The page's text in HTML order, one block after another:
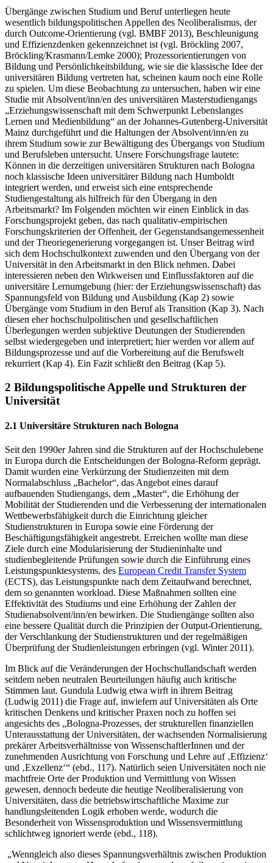
Übergänge zwischen Studium und Beruf unterliegen heute
wesentlich bildungspolitischen Appellen des Neoliberalismus, der
durch Outcome-Orientierung (vgl. BMBF 2013), Beschleunigung
und Effizienzdenken gekennzeichnet ist (vgl. Bröckling 2007,
Bröckling/Krasmann/Lemke 2000); Prozessorientierungen von
Bildung und Persönlichkeitsbildung, wie sie die klassische Idee der
universitären Bildung vertreten hat, scheinen kaum noch eine Rolle
zu spielen. Um diese Beobachtung zu untersuchen, haben wir eine
Studie mit Absolvent/inn/en des universitären Masterstudiengangs
„Erziehungswissenschaft mit dem Schwerpunkt Lebenslanges
Lernen und Medienbildung“ an der Johannes-Gutenberg-Universität
Mainz durchgeführt und die Haltungen der Absolvent/inn/en zu
ihrem Studium sowie zur Bewältigung des Übergangs von Studium
und Berufsleben untersucht. Unsere Forschungsfrage lautete:
Können in die derzeitigen universitären Strukturen nach Bologna
noch klassische Ideen universitärer Bildung nach Humboldt
integriert werden, und erweist sich eine entsprechende
Studiengestaltung als hilfreich für den Übergang in den
Arbeitsmarkt? Im Folgenden möchten wir einen Einblick in das
Forschungsprojekt geben, das nach qualitativ-empirischen
Forschungskriterien der Offenheit, der Gegenstandsangemessenheit
und der Theoriegenerierung vorgegangen ist. Unser Beitrag wird
sich dem Hochschulkontext zuwenden und den Übergang von der
Universität in den Arbeitsmarkt in den Blick nehmen. Dabei
interessieren neben den Wirkweisen und Einflussfaktoren auf die
universitäre Lernumgebung (hier: der Erziehungswissenschaft) das
Spannungsfeld von Bildung und Ausbildung (Kap 2) sowie
Übergänge vom Studium in den Beruf als Transition (Kap 3). Nach
diesen eher hochschulpolitischen und gesellschaftlichen
Überlegungen werden subjektive Deutungen der Studierenden
selbst wiedergegeben und interpretiert; hier werden vor allem auf
Bildungsprozesse und auf die Vorbereitung auf die Berufswelt
rekurriert (Kap 4). Ein Fazit schließt den Beitrag (Kap 5).
2 Bildungspolitische Appelle und Strukturen der
Universität
2.1 Universitäre Strukturen nach Bologna
Seit den 1990er Jahren sind die Strukturen auf der Hochschulebene
in Europa durch die Entscheidungen der Bologna-Reform geprägt.
Damit wurden eine Verkürzung der Studienzeiten mit dem
Normalabschluss „Bachelor“, das Angebot eines darauf
aufbauenden Studiengangs, dem „Master“, die Erhöhung der
Mobilität der Studierenden und die Verbesserung der internationalen
Wettbewerbsfähigkeit durch die Einrichtung gleicher
Studienstrukturen in Europa sowie eine Förderung der
Beschäftigungsfähigkeit angestrebt. Erreichen wollte man diese
Ziele durch eine Modularisierung der Studieninhalte und
studienbegleitende Prüfungen sowie durch die Einführung eines
Leistungspunktesystems, des European Credit Transfer System
(ECTS), das Leistungspunkte nach dem Zeitaufwand berechnet,
dem so genannten workload. Diese Maßnahmen sollten eine
Effektivität des Studiums und eine Erhöhung der Zahlen der
Studienabsolvent/inn/en bewirken. Die Studiengänge sollten also
eine bessere Qualität durch die Prinzipien der Output-Orientierung,
der Verschlankung der Studienstrukturen und der regelmäßigen
Überprüfung der Studienleistungen erbringen (vgl. Winter 2011).
Im Blick auf die Veränderungen der Hochschullandschaft werden
seitdem neben neutralen Beurteilungen häufig auch kritische
Stimmen laut. Gundula Ludwig etwa wirft in ihrem Beitrag
(Ludwig 2011) die Frage auf, inwiefern auf Universitäten als Orte
kritischen Denkens und kritischer Praxen noch zu hoffen sei
angesichts des „Bologna-Prozesses, der strukturellen finanziellen
Unterausstattung der Universitäten, der wachsenden Normalisierung
prekärer Arbeitsverhältnisse von WissenschaftlerInnen und der
zunehmenden Ausrichtung von Forschung und Lehre auf ‚Effizienz‘
und ‚Exzellenz‘“ (ebd., 117). Natürlich seien Universitäten noch nie
machtfreie Orte der Produktion und Vermittlung von Wissen
gewesen, dennoch bedeute die heutige Neoliberalisierung von
Universitäten, dass die betriebswirtschaftliche Maxime zur
handlungsleitenden Logik erhoben werde, wodurch die
Besonderheit von Wissensproduktion und Wissensvermittlung
schlichtweg ignoriert werde (ebd., 118).
„Wenngleich also dieses Spannungsverhältnis zwischen Produktion